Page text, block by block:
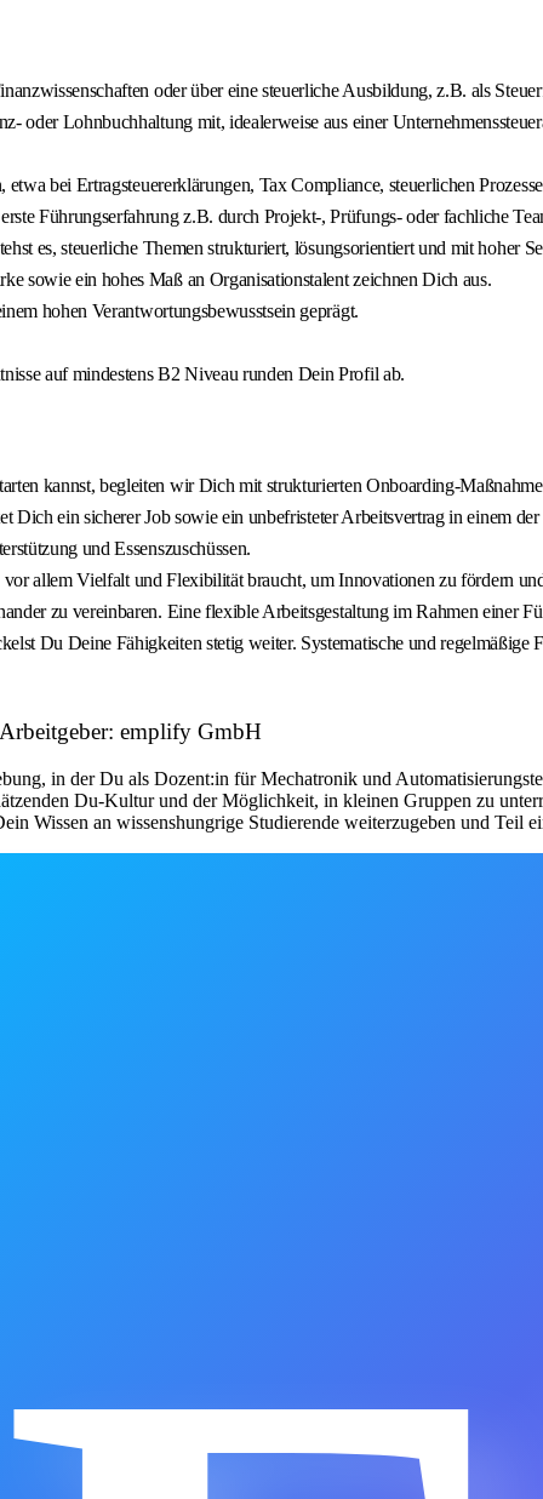
oder über eine steuerliche Ausbildung, z.B. als
oder Lohnbuchhaltung mit, idealerweise aus einer
bei Ertragsteuererklärungen, Tax Compliance, steuerlichen
Führungserfahrung z.B. durch Projekt-, Prüfungs- oder fachliche
es, steuerliche Themen strukturiert, lösungsorientiert und mit hoher
sowie ein hohes Maß an Organisationstalent zeichnen Dich aus.
hohen Verantwortungsbewusstsein geprägt.
auf mindestens B2 Niveau runden Dein Profil ab.
kannst, begleiten wir Dich mit strukturierten
ein sicherer Job sowie ein unbefristeter Arbeitsvertrag in einem
und Essenszuschüssen.
allem Vielfalt und Flexibilität braucht, um Innovationen zu fördern
zu vereinbaren. Eine flexible Arbeitsgestaltung im Rahmen einer
Du Deine Fähigkeiten stetig weiter. Systematische und
emplify GmbH
in der Du als Dozent:in für Mechatronik und
Du-Kultur und der Möglichkeit, in kleinen Gruppen zu
Wissen an wissenshungrige Studierende weiterzugeben und Teil